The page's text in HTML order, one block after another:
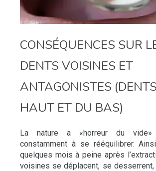
CONSÉQUENCES SUR
DENTS VOISINES ET
ANTAGONISTES
HAUT ET DU BAS)
La nature a «horreur du vide»
constamment à se rééquilibrer.
quelques mois à peine après
voisines se déplacent, se desserrent,